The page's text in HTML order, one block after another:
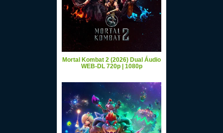
Mortal Kombat 2 (2026) Dual Áudio
WEB-DL 720p | 1080p